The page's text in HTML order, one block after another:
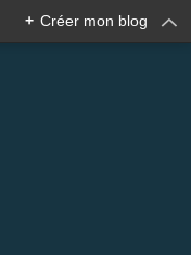
+ Créer mon blog